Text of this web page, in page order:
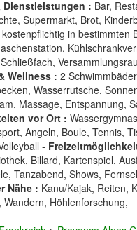
: Bar,
Supermarkt, Brot,
in bestimmten
Wellness : 2
Wasserrutsche,
Massage, Entspannung,
vor Ort :
Angeln, Boule, Tennis,
-
Billard, Kartenspiel,
Tanzabend, Shows,
Nähe : Kanu/Kajak, Reiten,
Höhlenforschung,